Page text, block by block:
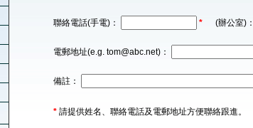
聯絡電話(手電)： * (辦公室)：
電郵地址(e.g. tom@abc.net)：
備註：
* 請提供姓名、聯絡電話及電郵地址方便聯絡跟進。